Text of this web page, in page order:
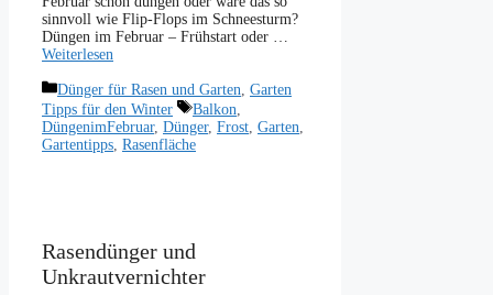
sinnvoll wie Flip-Flops im Schneesturm?
Düngen im Februar – Frühstart oder …
Weiterlesen
Kategorien
Dünger für Rasen und Garten Garten
Tipps für den Winter
Schlagwörter
Balkon
DüngenimFebruar, Dünger, Frost Garten
Gartentipps Rasenfläche
Rasendünger und
Unkrautvernichter